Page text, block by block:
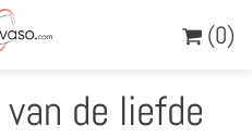
(0)
de liefde